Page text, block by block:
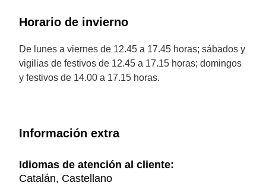
Horario de invierno
De lunes a viernes de 12.45 a 17.45 horas; sábados y
vigilias de festivos de 12.45 a 17.15 horas; domingos
y festivos de 14.00 a 17.15 horas.
Información extra
Idiomas de atención al cliente:
Catalán, Castellano